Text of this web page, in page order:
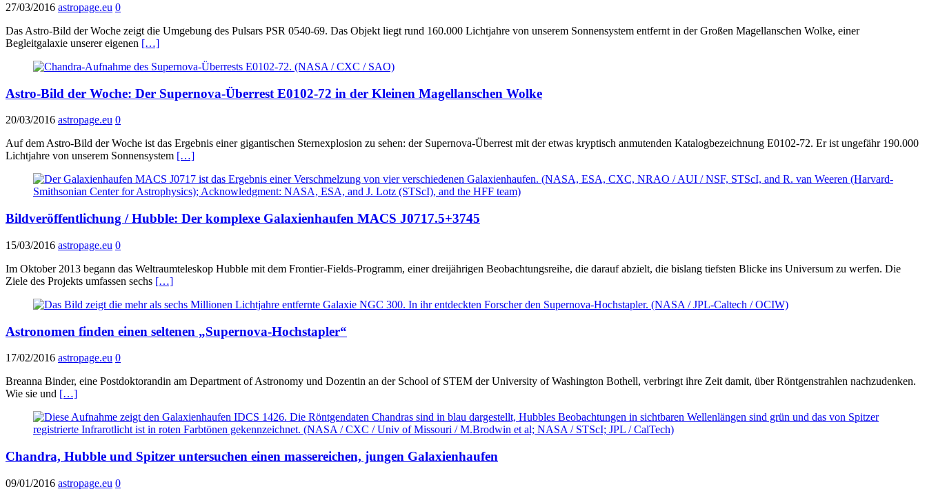
27/03/2016 astropage.eu 0
Das Astro-Bild der Woche zeigt die Umgebung des Pulsars PSR 0540-69. Das Objekt liegt rund 160.000 Lichtjahre von unserem Sonnensystem entfernt in der Großen Magellanschen Wolke, einer
Begleitgalaxie unserer eigenen […]
Astro-Bild der Woche: Der Supernova-Überrest E0102-72 in der Kleinen Magellanschen Wolke
20/03/2016 astropage.eu 0
Auf dem Astro-Bild der Woche ist das Ergebnis einer gigantischen Sternexplosion zu sehen: der Supernova-Überrest mit der etwas kryptisch anmutenden Katalogbezeichnung E0102-72. Er ist ungefähr 190.000
Lichtjahre von unserem Sonnensystem […]
Bildveröffentlichung / Hubble: Der komplexe Galaxienhaufen MACS J0717.5+3745
15/03/2016 astropage.eu 0
Im Oktober 2013 begann das Weltraumteleskop Hubble mit dem Frontier-Fields-Programm, einer dreijährigen Beobachtungsreihe, die darauf abzielt, die bislang tiefsten Blicke ins Universum zu werfen. Die
Ziele des Projekts umfassen sechs […]
Astronomen finden einen seltenen „Supernova-Hochstapler“
17/02/2016 astropage.eu 0
Breanna Binder, eine Postdoktorandin am Department of Astronomy und Dozentin an der School of STEM der University of Washington Bothell, verbringt ihre Zeit damit, über Röntgenstrahlen nachzudenken.
Wie sie und […]
Chandra, Hubble und Spitzer untersuchen einen massereichen, jungen Galaxienhaufen
09/01/2016 astropage.eu 0